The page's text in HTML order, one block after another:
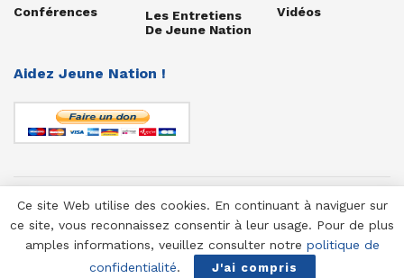
Conférences
Les Entretiens
De Jeune Nation
Vidéos
Aidez Jeune Nation !
© 1958-2025 Jeune Nation
Ce site Web utilise des cookies. En continuant à naviguer sur
ce site, vous reconnaissez consentir à leur usage. Pour de plus
amples informations, veuillez consulter notre politique de
confidentialité. J'ai compris